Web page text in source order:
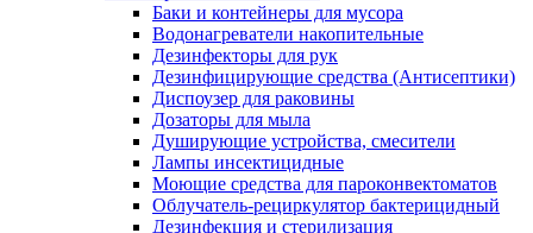
Баки и контейнеры для мусора
Водонагреватели накопительные
Дезинфекторы для рук
Дезинфицирующие средства (Антисептики)
Диспоузер для раковины
Дозаторы для мыла
Душирующие устройства, смесители
Лампы инсектицидные
Моющие средства для пароконвектоматов
Облучатель-рециркулятор бактерицидный
Дезинфекция и стерилизация